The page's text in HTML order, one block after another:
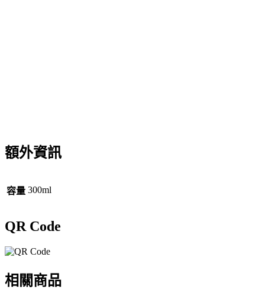
額外資訊
容量 300ml
QR Code
相關商品